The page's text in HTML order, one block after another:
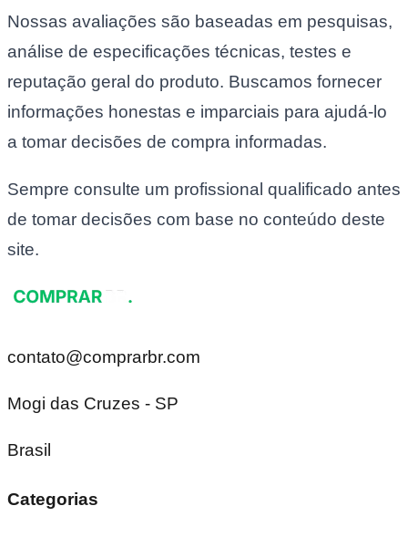
Nossas avaliações são baseadas em pesquisas,
análise de especificações técnicas, testes e
reputação geral do produto. Buscamos fornecer
informações honestas e imparciais para ajudá-lo
a tomar decisões de compra informadas.
Sempre consulte um profissional qualificado antes
de tomar decisões com base no conteúdo deste
site.
contato@comprarbr.com
Mogi das Cruzes - SP
Brasil
Categorias